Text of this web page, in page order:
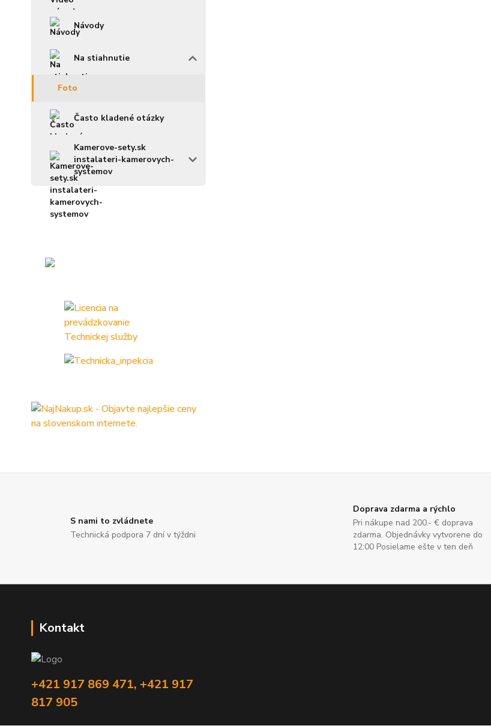
Návody
Na stiahnutie
Foto
Často kladené otázky
Kamerove-sety.sk
instalateri-kamerovych-
systemov
S nami to zvládnete
Technická podpora 7 dní v týždni
Doprava zdarma a rýchlo
Pri nákupe nad 200.- € doprava
zdarma. Objednávky vytvorene do
12:00 Posielame ešte v ten deň
Kontakt
+421 917 869 471, +421 917
817 905